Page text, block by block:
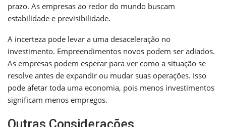
prazo. As empresas ao redor do mundo buscam
estabilidade e previsibilidade.
A incerteza pode levar a uma desaceleração no
investimento. Empreendimentos novos podem ser adiados.
As empresas podem esperar para ver como a situação se
resolve antes de expandir ou mudar suas operações. Isso
pode afetar toda uma economia, pois menos investimentos
significam menos empregos.